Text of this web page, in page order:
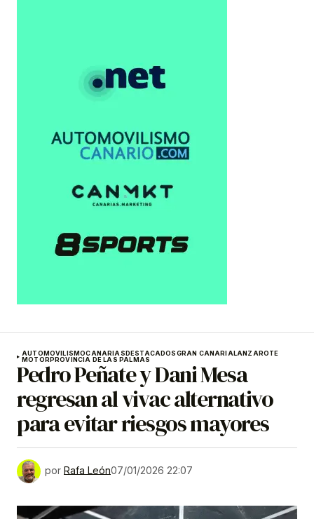
AUTOMOVILISMOCANARIASDESTACADOSGRAN CANARIALANZAROTE
MOTORPROVINCIA DE LAS PALMAS
Pedro Peñate y Dani Mesa
regresan al vivac alternativo
para evitar riesgos mayores
por Rafa León07/01/2026 22:07